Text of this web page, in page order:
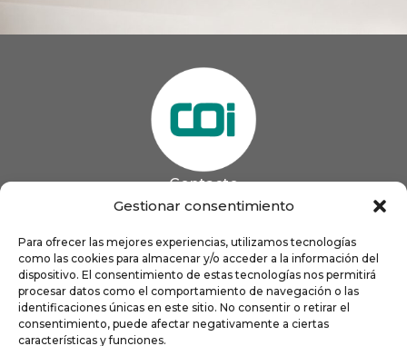
Gestionar consentimiento
Para ofrecer las mejores experiencias, utilizamos tecnologías
como las cookies para almacenar y/o acceder a la información del
dispositivo. El consentimiento de estas tecnologías nos permitirá
procesar datos como el comportamiento de navegación o las
identificaciones únicas en este sitio. No consentir o retirar el
consentimiento, puede afectar negativamente a ciertas
características y funciones.
Contacto
 coigijon@gmail.com
Horario
Lun
9:00 a 13:00 - 16:00 a 21:00
Mar
9:00 a 13:00 - 16:00 a 20:00
Mié
9:00 a 14:00 - 16:00 a 19:00
Jue
9:00 a 13:00 - 16:00 a 19:00